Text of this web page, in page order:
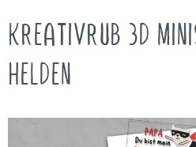
KREATIVRUB 3D
HELDEN